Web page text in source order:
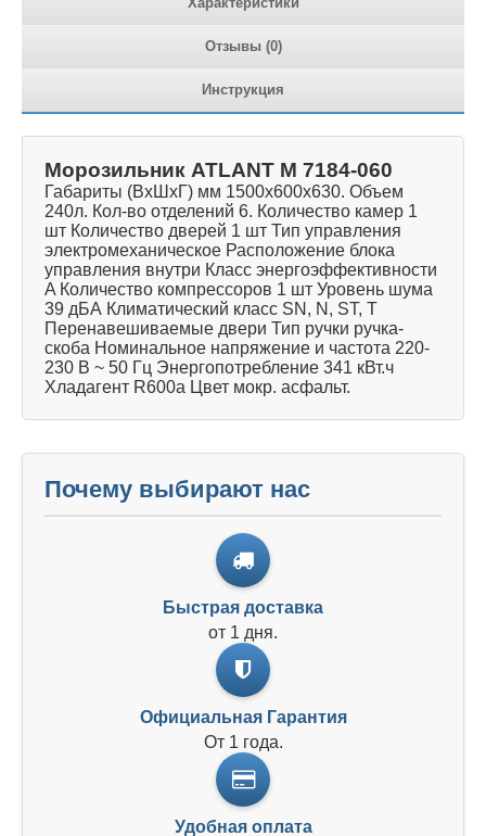
Отзывы (0)
Инструкция
Морозильник ATLANT М 7184-060
Габариты (ВхШхГ) мм 1500х600х630. Объем
240л. Кол-во отделений 6. Количество камер 1
шт Количество дверей 1 шт Тип управления
электромеханическое Расположение блока
управления внутри Класс энергоэффективности
A Количество компрессоров 1 шт Уровень шума
39 дБА Климатический класс SN, N, ST, T
Перенавешиваемые двери Тип ручки ручка-
скоба Номинальное напряжение и частота 220-
230 В ~ 50 Гц Энергопотребление 341 кВт.ч
Хладагент R600a Цвет мокр. асфальт.
Почему выбирают нас
Быстрая доставка
от 1 дня.
Официальная Гарантия
От 1 года.
Удобная оплата